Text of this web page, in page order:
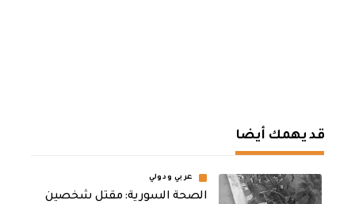
قد يهمك أيضا
عربي ودولي
الصحة السورية: مقتل شخصين